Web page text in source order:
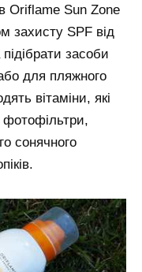
Oriflame Sun Zone
захисту SPF від
засоби
для пляжного
вітаміни, які
фотофільтри,
сонячного